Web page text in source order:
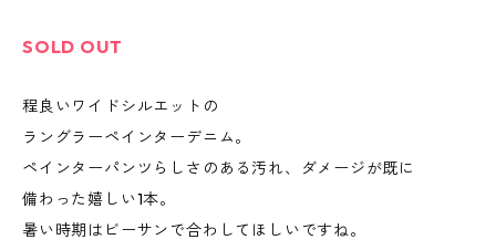
SOLD OUT
程良いワイドシルエットの
ラングラーペインターデニム。
ペインターパンツらしさのある汚れ、ダメージが既に
備わった嬉しい1本。
暑い時期はビーサンで合わしてほしいですね。